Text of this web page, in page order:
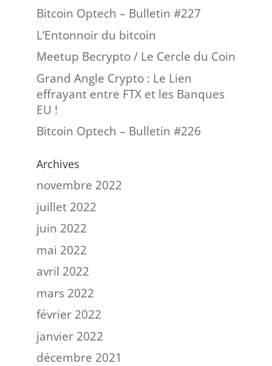
Bitcoin Optech – Bulletin #227
L’Entonnoir du bitcoin
Meetup Becrypto / Le Cercle du Coin
Grand Angle Crypto : Le Lien
effrayant entre FTX et les Banques
EU !
Bitcoin Optech – Bulletin #226
Archives
novembre 2022
juillet 2022
juin 2022
mai 2022
avril 2022
mars 2022
février 2022
janvier 2022
décembre 2021